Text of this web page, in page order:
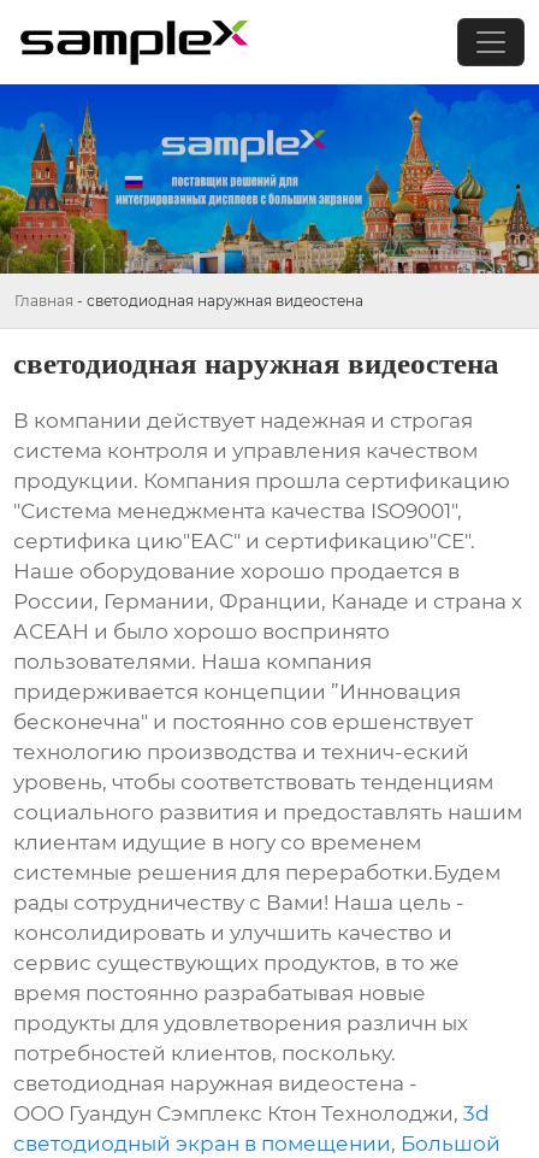
Главная - светодиодная наружная видеостена
светодиодная наружная видеостена
В компании действует надежная и строгая
система контроля и управления качеством
продукции. Компания прошла сертификацию
"Система менеджмента качества ISO9001",
сертифика цию"ЕАС" и сертификацию"СЕ".
Наше оборудование хорошо продается в
России, Германии, Франции, Канаде и страна х
АСЕАН и было хорошо воспринято
пользователями. Наша компания
придерживается концепции ”Инновация
бесконечна" и постоянно сов ершенствует
технологию производства и технич-еский
уровень, чтобы соответствовать тенденциям
социального развития и предоставлять нашим
клиентам идущие в ногу со временем
системные решения для переработки.Будем
рады сотрудничеству с Вами! Наша цель -
консолидировать и улучшить качество и
сервис существующих продуктов, в то же
время постоянно разрабатывая новые
продукты для удовлетворения различн ых
потребностей клиентов, поскольку.
светодиодная наружная видеостена -
ООО Гуандун Сэмплекс Ктон Технолоджи,3d
светодиодный экран в помещении, Большой